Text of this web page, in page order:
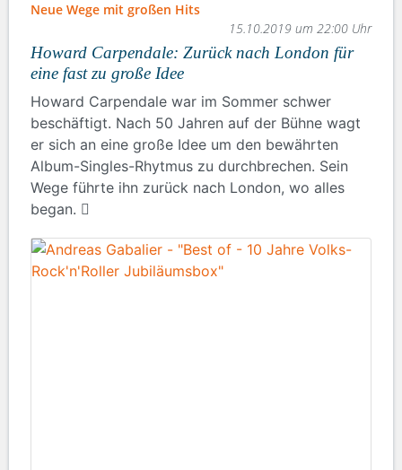
Neue Wege mit großen Hits
15.10.2019 um 22:00 Uhr
Howard Carpendale: Zurück nach London für
eine fast zu große Idee
Howard Carpendale war im Sommer schwer
beschäftigt. Nach 50 Jahren auf der Bühne wagt
er sich an eine große Idee um den bewährten
Album-Singles-Rhytmus zu durchbrechen. Sein
Wege führte ihn zurück nach London, wo alles
began.